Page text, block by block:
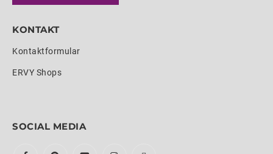
KONTAKT
Kontaktformular
ERVY Shops
SOCIAL MEDIA